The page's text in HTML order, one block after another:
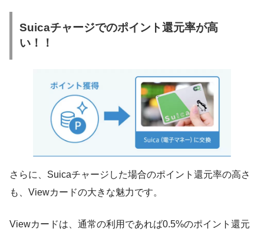
Suicaチャージでのポイント還元率が高
い！！
さらに、Suicaチャージした場合のポイント還元率の高さ
も、Viewカードの大きな魅力です。
Viewカードは、通常の利用であれば0.5%のポイント還元